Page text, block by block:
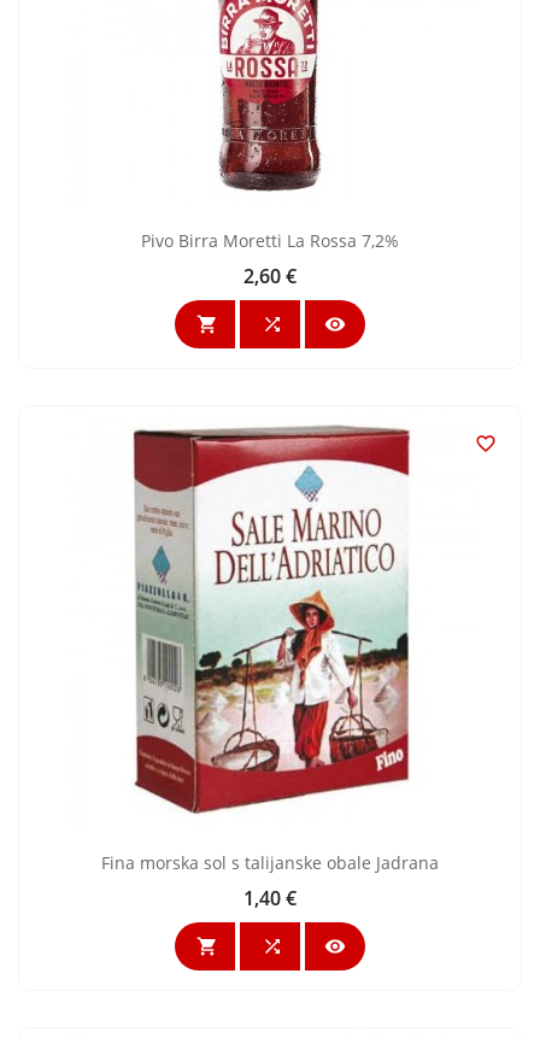
Pivo Birra Moretti La Rossa 7,2%
Cijena
2,60 €
  

Fina morska sol s talijanske obale Jadrana
Cijena
1,40 €
  